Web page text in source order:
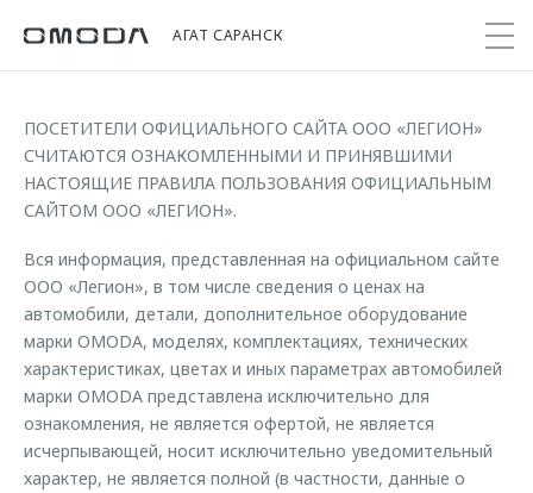
АГАТ САРАНСК
Модели
от 2 299 000 ₽*
C7
от 2 739 000 ₽*
Покупателям
Сравнить комплектации
Записаться на тест-драйв
Cпецпредложения
Прайс-листы
OMODA Лизинг
Кредит и страхование
Владельцам
Записаться на сервис
Кузовной ремонт
Сервисные акции
Весеннее обновление
Поддержка
Помощь на дороге
Мир OMODA
Новости
Онлайн-сервисы
Приложение O&J
Клуб владельцев OMODA
Бренд JAECOO
ПОСЕТИТЕЛИ ОФИЦИАЛЬНОГО САЙТА ООО «ЛЕГИОН»
СЧИТАЮТСЯ ОЗНАКОМЛЕННЫМИ И ПРИНЯВШИМИ
НАСТОЯЩИЕ ПРАВИЛА ПОЛЬЗОВАНИЯ ОФИЦИАЛЬНЫМ
САЙТОМ ООО «ЛЕГИОН».
Вся информация, представленная на официальном сайте
ООО «Легион», в том числе сведения о ценах на
автомобили, детали, дополнительное оборудование
марки OMODA, моделях, комплектациях, технических
характеристиках, цветах и иных параметрах автомобилей
марки OMODA представлена исключительно для
ознакомления, не является офертой, не является
исчерпывающей, носит исключительно уведомительный
характер, не является полной (в частности, данные о